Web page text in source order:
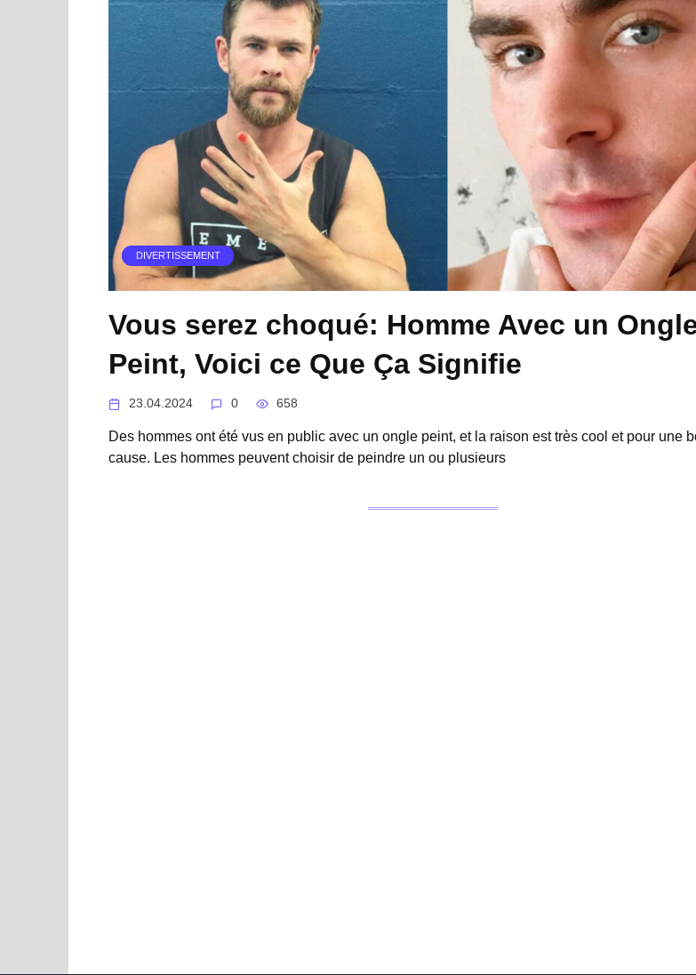
DIVERTISSEMENT
Vous serez choqué: Homme Avec un
Peint, Voici ce Que Ça Signifie
23.04.2024 0 658
Des hommes ont été vus en public avec un ongle peint, et la raison est très cool et pour une
cause. Les hommes peuvent choisir de peindre un ou plusieurs